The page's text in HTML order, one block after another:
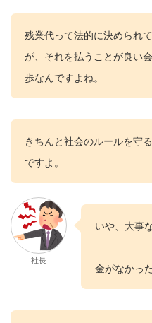
残業代って法的に決められ
が、それを払うことが良い
歩なんですよね。
きちんと社会のルールを守
ですよ。
社長
いや、大事
金がなかっ